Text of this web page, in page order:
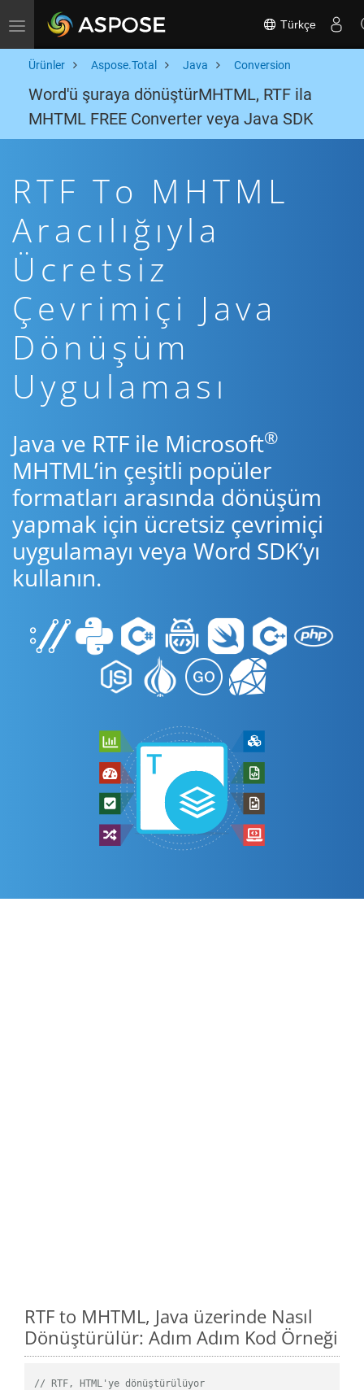
Toggle navigation Türkçe
Ürünler Aspose.Total Java Conversion
Word'ü şuraya dönüştürMHTML, RTF ila
MHTML FREE Converter veya Java SDK
RTF To MHTML
Aracılığıyla
Ücretsiz
Çevrimiçi Java
Dönüşüm
Uygulaması
Java ve RTF ile Microsoft®
MHTML’in çeşitli popüler
formatları arasında dönüşüm
yapmak için ücretsiz çevrimiçi
uygulamayı veya Word SDK’yı
kullanın.
RTF to MHTML, Java üzerinde Nasıl
Dönüştürülür: Adım Adım Kod Örneği
// RTF, HTML'ye dönüştürülüyor